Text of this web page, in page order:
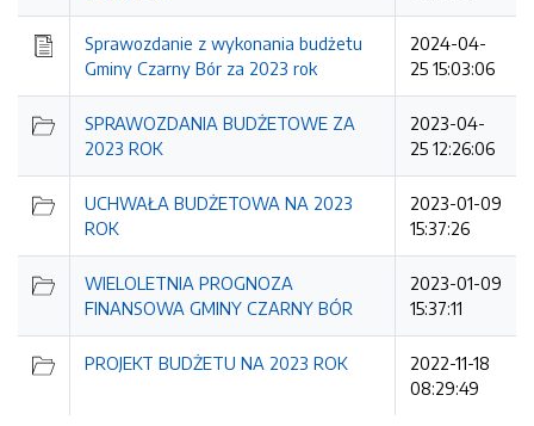
Sprawozdanie z wykonania budżetu
Gminy Czarny Bór za 2023 rok
2024-04-
25 15:03:06
SPRAWOZDANIA BUDŻETOWE ZA
2023 ROK
2023-04-
25 12:26:06
UCHWAŁA BUDŻETOWA NA 2023
ROK
2023-01-09
15:37:26
WIELOLETNIA PROGNOZA
FINANSOWA GMINY CZARNY BÓR
2023-01-09
15:37:11
PROJEKT BUDŻETU NA 2023 ROK
2022-11-18
08:29:49